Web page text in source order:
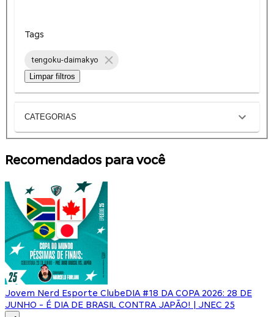
Tags
tengoku-daimakyo
Limpar filtros
CATEGORIAS
Recomendados para você
Jovem Nerd Esporte ClubeDIA #18 DA COPA 2026: 28 DE
JUNHO - É DIA DE BRASIL CONTRA JAPÃO! | JNEC 25